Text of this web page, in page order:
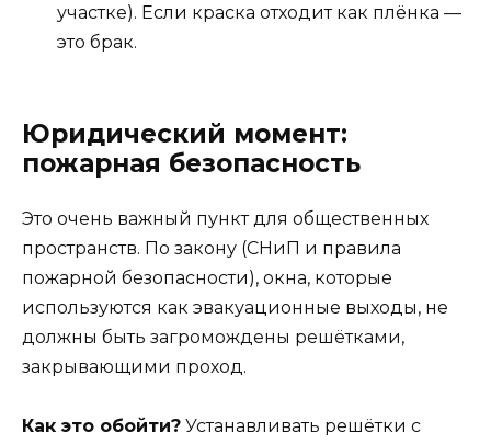
участке). Если краска отходит как плёнка —
это брак.
Юридический момент:
пожарная безопасность
Это очень важный пункт для общественных
пространств. По закону (СНиП и правила
пожарной безопасности), окна, которые
используются как эвакуационные выходы, не
должны быть загромождены решётками,
закрывающими проход.
Как это обойти? Устанавливать решётки с